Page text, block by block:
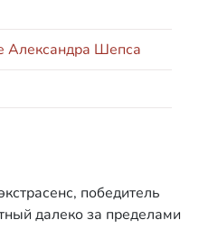
Александра Шепса
победитель
далеко за пределами